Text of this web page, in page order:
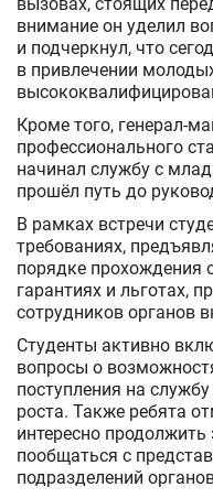
вызовах, стоящих
внимание он уделил
и подчеркнул, что
в привлечении
Кроме того, генерал-
профессионального
начинал службу с
прошёл путь до
В рамках встречи
требованиях,
порядке прохождения
гарантиях и льготах,
сотрудников органов
Студенты активно
вопросы о
поступления на
роста. Также ребята
интересно
пообщаться с
подразделений